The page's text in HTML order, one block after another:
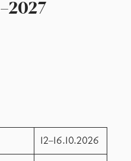
12–16.10.2026